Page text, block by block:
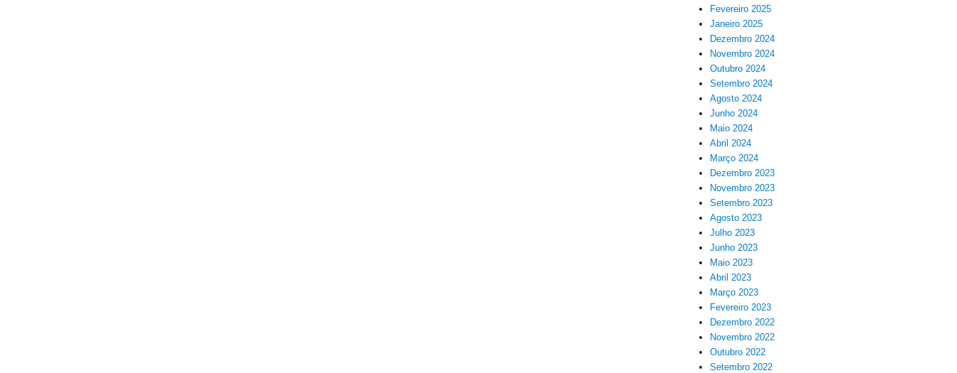
Fevereiro 2025
Janeiro 2025
Dezembro 2024
Novembro 2024
Outubro 2024
Setembro 2024
Agosto 2024
Junho 2024
Maio 2024
Abril 2024
Março 2024
Dezembro 2023
Novembro 2023
Setembro 2023
Agosto 2023
Julho 2023
Junho 2023
Maio 2023
Abril 2023
Março 2023
Fevereiro 2023
Dezembro 2022
Novembro 2022
Outubro 2022
Setembro 2022